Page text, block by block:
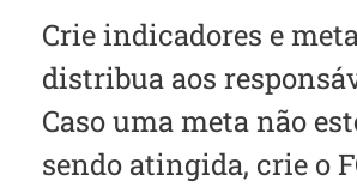
Crie indicadores e
distribua aos
Caso uma meta não
sendo atingida, crie o